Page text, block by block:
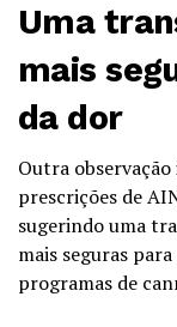
Uma
mais
da dor
Outra
prescrições de
sugerindo uma
mais seguras
programas de